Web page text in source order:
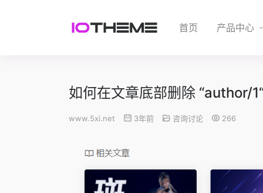
首页 产品中心
如何在文章底部删除 “author/
www.5xi.net 3年前 咨询讨论 266